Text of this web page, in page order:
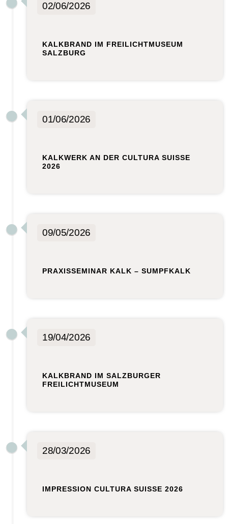
02/06/2026
KALKBRAND IM FREILICHTMUSEUM
SALZBURG
01/06/2026
KALKWERK AN DER CULTURA SUISSE
2026
09/05/2026
PRAXISSEMINAR KALK – SUMPFKALK
19/04/2026
KALKBRAND IM SALZBURGER
FREILICHTMUSEUM
28/03/2026
IMPRESSION CULTURA SUISSE 2026